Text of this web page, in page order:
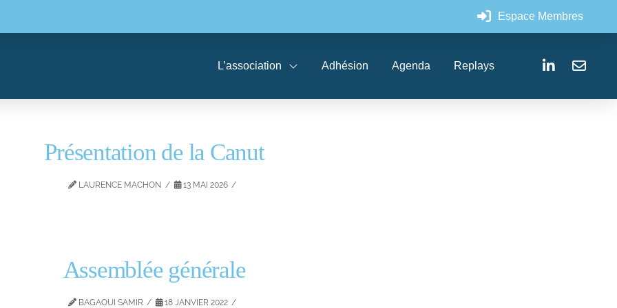
Espace Membres
L’association Adhésion Agenda Replays
Présentation de la Canut
LAURENCE MACHON 13 MAI 2026
Assemblée générale
BAGAOUI SAMIR 18 JANVIER 2022